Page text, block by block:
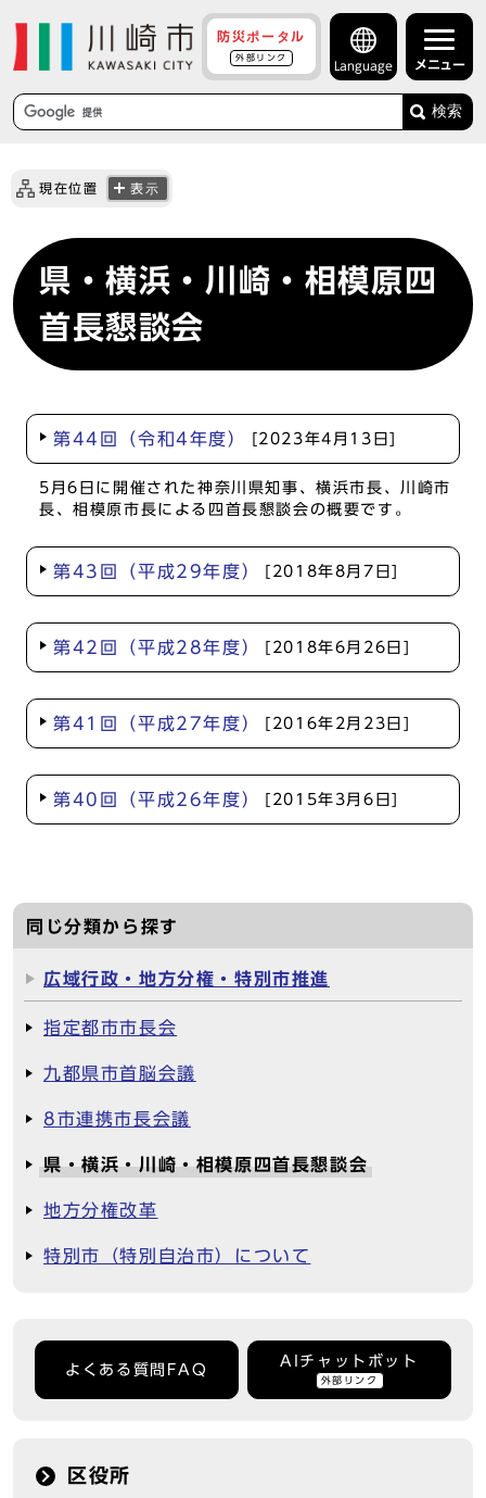
防災ポータル
外部リンク
Language メニュー
検索
現在位置 表示
県・横浜・川崎・相模原四
首長懇談会
第44回（令和4年度） [2023年4月13日]
5月6日に開催された神奈川県知事、横浜市長、川崎市
長、相模原市長による四首長懇談会の概要です。
第43回（平成29年度） [2018年8月7日]
第42回（平成28年度） [2018年6月26日]
第41回（平成27年度） [2016年2月23日]
第40回（平成26年度） [2015年3月6日]
同じ分類から探す
広域行政・地方分権・特別市推進
指定都市市長会
九都県市首脳会議
8市連携市長会議
県・横浜・川崎・相模原四首長懇談会
地方分権改革
特別市（特別自治市）について
よくある質問FAQ
AIチャットボット
外部リンク
区役所